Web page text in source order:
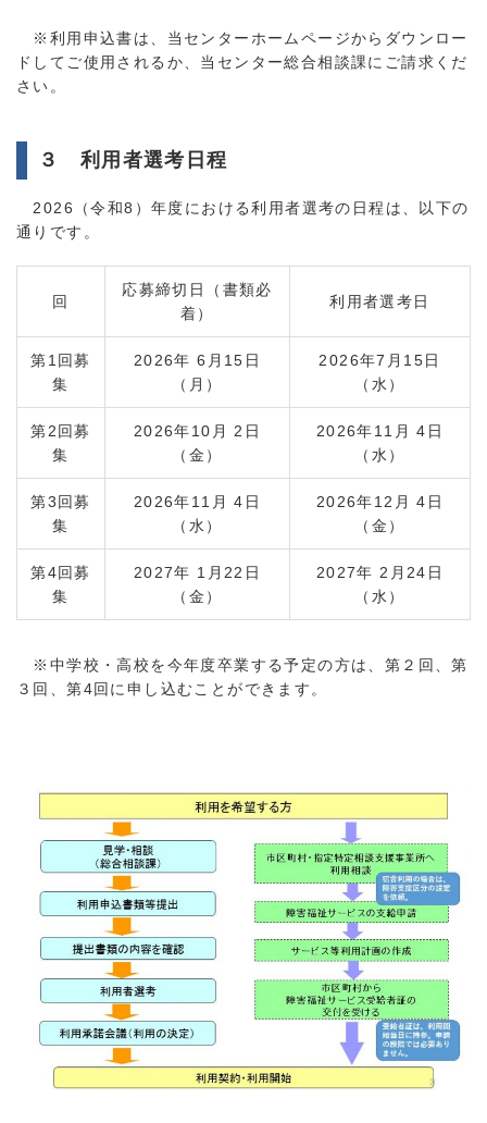
※利用申込書は、当センターホームページからダウンロー
ドしてご使用されるか、当センター総合相談課にご請求くだ
さい。
３ 利用者選考日程
2026（令和8）年度における利用者選考の日程は、以下の
通りです。
回
応募締切日（書類必
着）
利用者選考日
第1回募
集
2026年 6月15日
（月）
2026年7月15日
（水）
第2回募
集
2026年10月 2日
（金）
2026年11月 4日
（水）
第3回募
集
2026年11月 4日
（水）
2026年12月 4日
（金）
第4回募
集
2027年 1月22日
（金）
2027年 2月24日
（水）
※中学校・高校を今年度卒業する予定の方は、第２回、第
３回、第4回に申し込むことができます。